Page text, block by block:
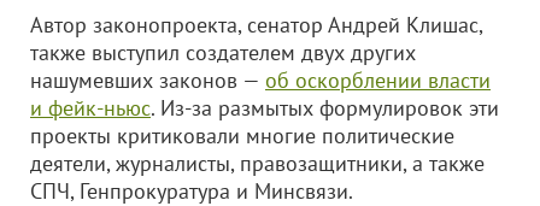
Автор законопроекта, сенатор Андрей Клишас,
также выступил создателем двух других
нашумевших законов — об оскорблении власти
и фейк-ньюс. Из-за размытых формулировок эти
проекты критиковали многие политические
деятели, журналисты, правозащитники, а также
СПЧ, Генпрокуратура и Минсвязи.